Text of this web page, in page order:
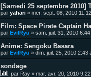
[Samedi 25 septembre 2010]
par yahari » mer. sept. 08, 2010
Film: Space Pirate Captain
par EvilRyu » sam. juil. 31, 2010 6:44
Anime: Sengoku Basara
par EvilRyu » dim. juil. 25, 2010 2:43
sondage
par Ray » mar. avr. 20, 2010